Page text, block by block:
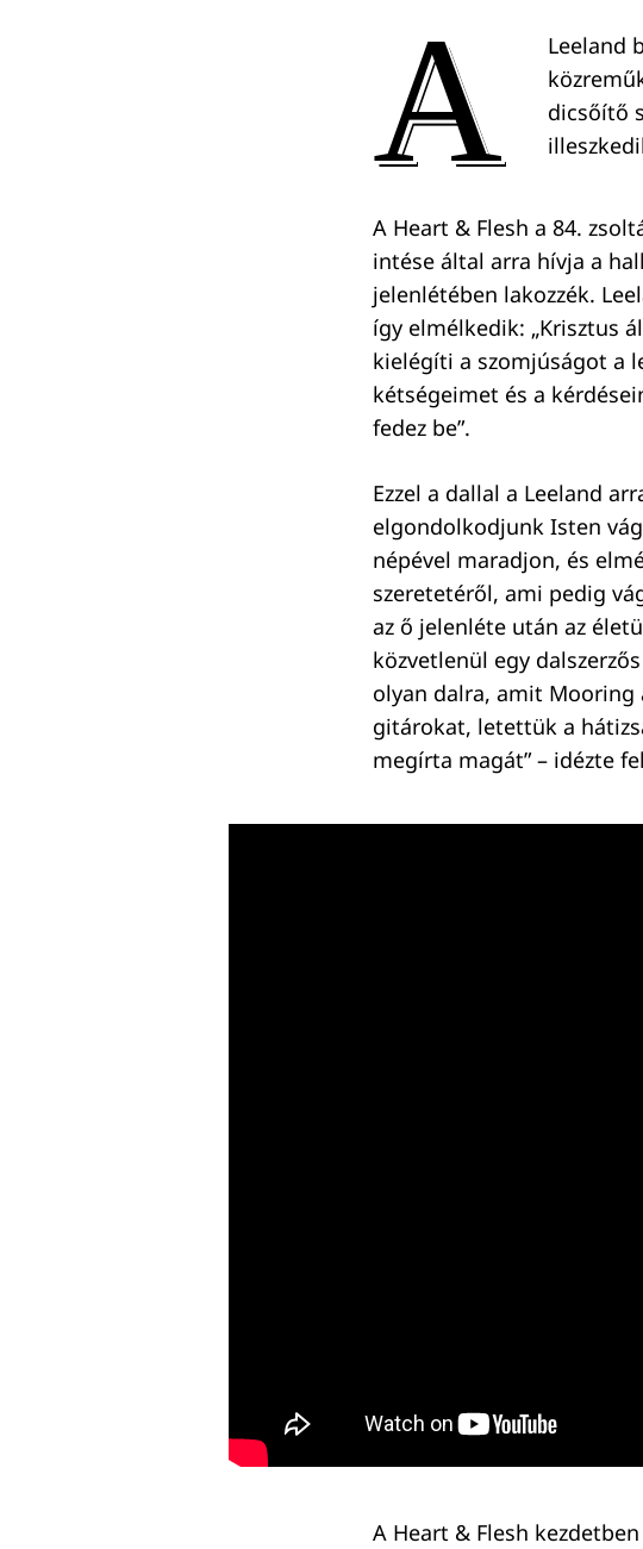
A
Leeland
dicsőítő
A Heart & Flesh a 84.
intése által arra hívja a
jelenlétében lakozzék.
így elmélkedik: „Krisztus
kielégíti a szomjúságot a
kétségeimet és a
fedez be”.
Ezzel a dallal a Leeland
elgondolkodjunk Isten
népével maradjon, és
szeretetéről, ami pedig
az ő jelenléte után az
közvetlenül egy
olyan dalra, amit
gitárokat, letettük a
megírta magát” – idézte
A Heart & Flesh